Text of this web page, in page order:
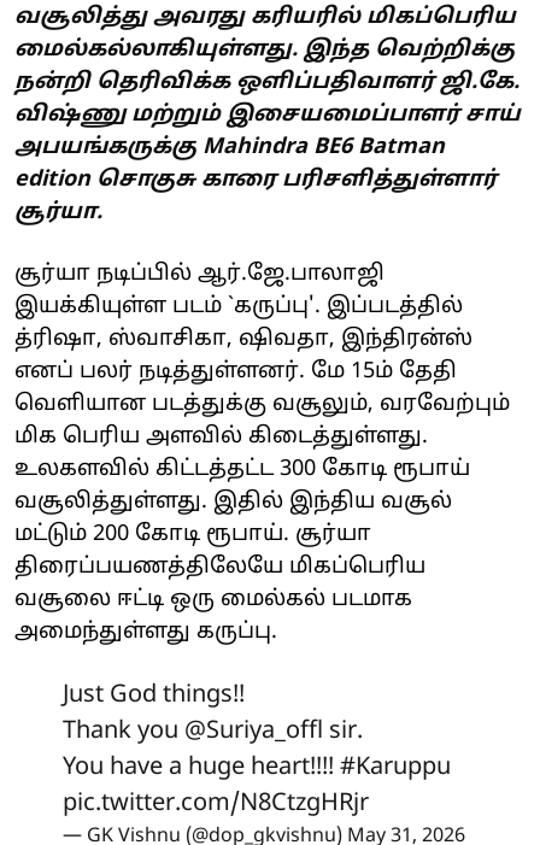
வசூலித்து அவரது கரியரில் மிகப்பெரிய
மைல்கல்லாகியுள்ளது. இந்த வெற்றிக்கு
நன்றி தெரிவிக்க ஒளிப்பதிவாளர் ஜி.கே.
விஷ்ணு மற்றும் இசையமைப்பாளர் சாய்
அபயங்கருக்கு Mahindra BE6 Batman
edition சொகுசு காரை பரிசளித்துள்ளார்
சூர்யா.
சூர்யா நடிப்பில் ஆர்.ஜே.பாலாஜி
இயக்கியுள்ள படம் `கருப்பு'. இப்படத்தில்
த்ரிஷா, ஸ்வாசிகா, ஷிவதா, இந்திரன்ஸ்
எனப் பலர் நடித்துள்ளனர். மே 15ம் தேதி
வெளியான படத்துக்கு வசூலும், வரவேற்பும்
மிக பெரிய அளவில் கிடைத்துள்ளது.
உலகளவில் கிட்டத்தட்ட 300 கோடி ரூபாய்
வசூலித்துள்ளது. இதில் இந்திய வசூல்
மட்டும் 200 கோடி ரூபாய். சூர்யா
திரைப்பயணத்திலேயே மிகப்பெரிய
வசூலை ஈட்டி ஒரு மைல்கல் படமாக
அமைந்துள்ளது கருப்பு.
Just God things!!
Thank you @Suriya_offl sir.
You have a huge heart!!!! #Karuppu
pic.twitter.com/N8CtzgHRjr
— GK Vishnu (@dop_gkvishnu) May 31, 2026